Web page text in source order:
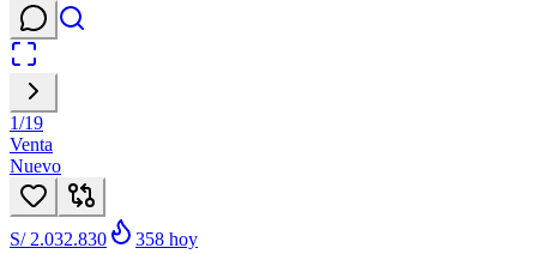
1/19
Venta
Nuevo
S/ 2.032.830 358 hoy